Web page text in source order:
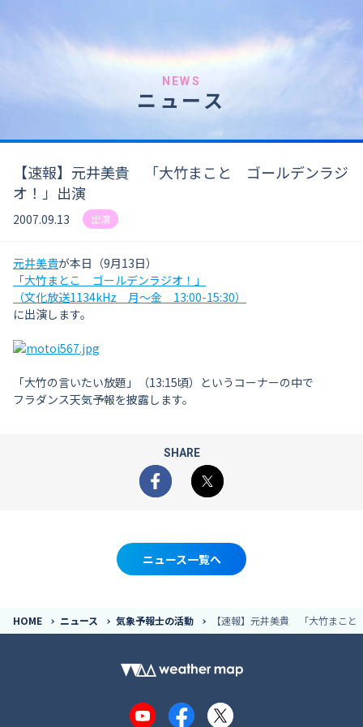
NEWS
ニュース
【速報】元井美貴 「大竹まこと ゴールデンラジ
オ！」出演
2007.09.13 出演
元井美貴が本日（9月13日）
「大竹まとこ ゴールデンラジオ！」
（文化放送1134kHz 月～金 13:00-15:30）
に出演します。
「大竹の言いたい放題」（13:15頃）というコーナーの中で
フラダンス天気予報を披露します。
SHARE
Facebook
X
ニュース一覧へ
HOME ニュース 気象予報士の活動 【速報】元井美貴 「大竹まこ
YouTubeFacebook
X